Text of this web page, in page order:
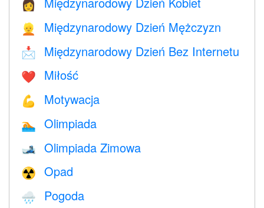
👩
👱 Międzynarodowy Dzień Mężczyzn
📩 Międzynarodowy Dzień Bez Internetu
❤️️ Miłość
💪 Motywacja
🏊 Olimpiada
🎿 Olimpiada Zimowa
☢️ Opad
🌧 Pogoda